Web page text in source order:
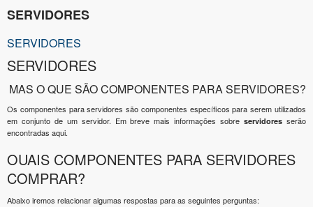
SERVIDORES
SERVIDORES
SERVIDORES
MAS O QUE SÃO COMPONENTES PARA SERVIDORES?
Os componentes para servidores são componentes específicos para serem utilizados
em conjunto de um servidor. Em breve mais informações sobreservidoresserão
encontradas aqui.
OUAIS COMPONENTES PARA SERVIDORES
COMPRAR?
Abaixo iremos relacionar algumas respostas para as seguintes perguntas: